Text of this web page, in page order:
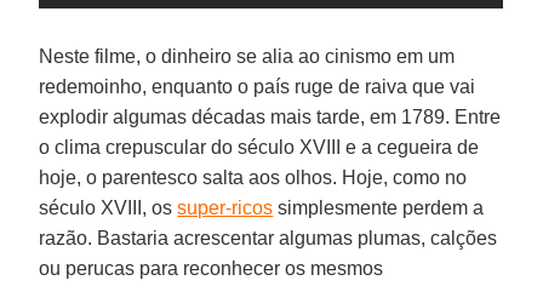
Neste filme, o dinheiro se alia ao cinismo em um
redemoinho, enquanto o país ruge de raiva que vai
explodir algumas décadas mais tarde, em 1789. Entre
o clima crepuscular do século XVIII e a cegueira de
hoje, o parentesco salta aos olhos. Hoje, como no
século XVIII, ossuper-ricos simplesmente perdem a
razão. Bastaria acrescentar algumas plumas, calções
ou perucas para reconhecer os mesmos